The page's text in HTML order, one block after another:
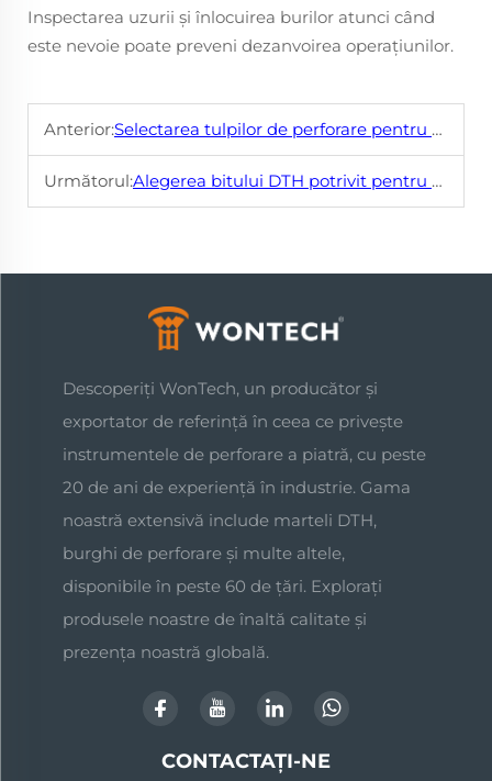
Inspectarea uzurii și înlocuirea burilor atunci când
este nevoie poate preveni dezanvoirea operațiunilor.
Anterior:Selectarea tulpilor de perforare pentru o eficiență maximă în perforarea piatră dură
Următorul:Alegerea bitului DTH potrivit pentru proiectul tău de foraj
Descoperiți WonTech, un producător și
exportator de referință în ceea ce privește
instrumentele de perforare a piatră, cu peste
20 de ani de experiență în industrie. Gama
noastră extensivă include marteli DTH,
burghi de perforare și multe altele,
disponibile în peste 60 de țări. Explorați
produsele noastre de înaltă calitate și
prezența noastră globală.
CONTACTAȚI-NE